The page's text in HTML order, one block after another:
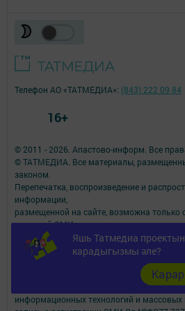
Яшь Татмедиа
карадыгызмы әле?
© 2011 - 2026. Апастово-информ. Все
© ТАТМЕДИА. Все материалы,
законом.
Перепечатка, воспроизведение и
информации,
размещенной на сайте, возможна только
редакций СМИ.
При поддержке Республиканского
коммуникациям.
Наименование СМИ: Апастово-информ
СМИ зарегистрировано Федеральной
информационных технологий и
Телефон АО «ТАТМЕДИА»: (843) 222 09 84
16+